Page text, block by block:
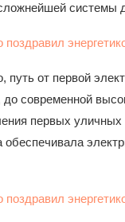
системы
путь от первой
до современной
первых
обеспечивала